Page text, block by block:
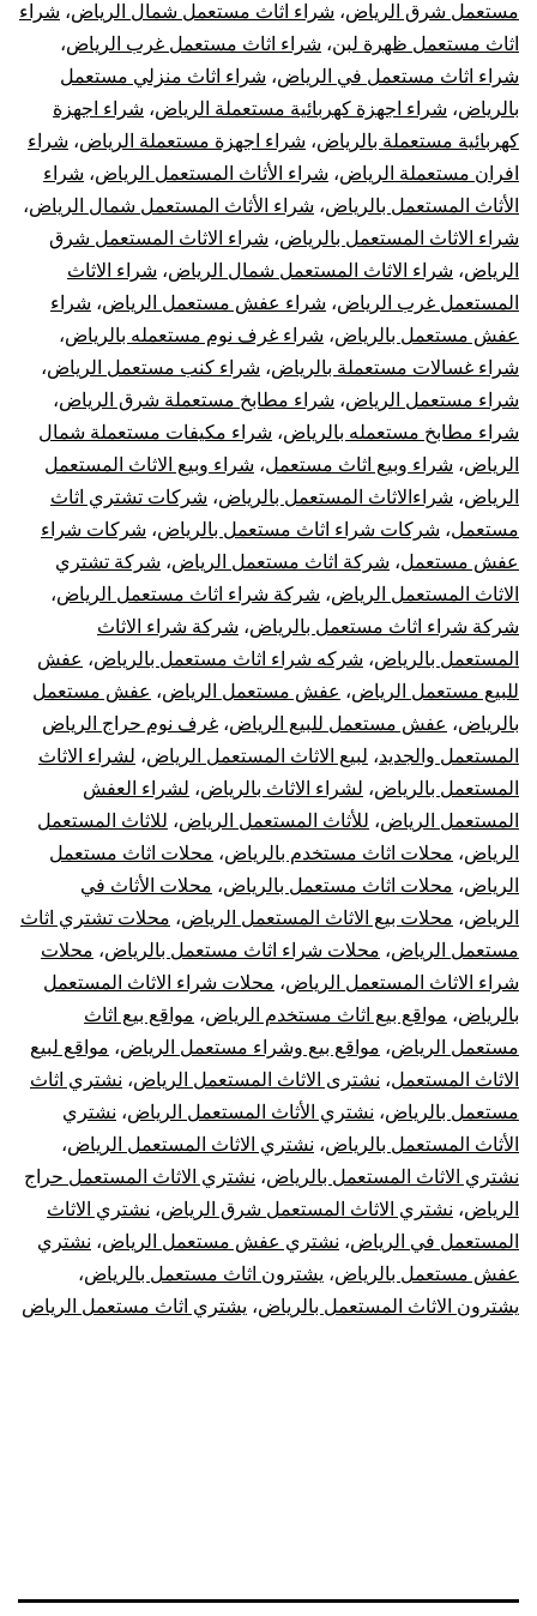
مستعمل شرق الرياض، شراء اثاث مستعمل شمال الرياض، شراء
اثاث مستعمل ظهرة لبن، شراء اثاث مستعمل غرب الرياض،
شراء اثاث مستعمل في الرياض، شراء اثاث منزلي مستعمل
بالرياض، شراء اجهزة كهربائية مستعملة الرياض، شراء اجهزة
كهربائية مستعملة بالرياض، شراء اجهزة مستعملة الرياض، شراء
افران مستعملة الرياض، شراء الأثاث المستعمل الرياض، شراء
الأثاث المستعمل بالرياض، شراء الأثاث المستعمل شمال الرياض،
شراء الاثاث المستعمل بالرياض، شراء الاثاث المستعمل شرق
الرياض، شراء الاثاث المستعمل شمال الرياض، شراء الاثاث
المستعمل غرب الرياض، شراء عفش مستعمل الرياض، شراء
عفش مستعمل بالرياض، شراء غرف نوم مستعمله بالرياض،
شراء غسالات مستعملة بالرياض، شراء كنب مستعمل الرياض،
شراء مستعمل الرياض، شراء مطابخ مستعملة شرق الرياض،
شراء مطابخ مستعمله بالرياض، شراء مكيفات مستعملة شمال
الرياض، شراء وبيع اثاث مستعمل، شراء وبيع الاثاث المستعمل
الرياض، شراءالاثاث المستعمل بالرياض، شركات تشتري اثاث
مستعمل، شركات شراء اثاث مستعمل بالرياض، شركات شراء
عفش مستعمل، شركة اثاث مستعمل الرياض، شركة تشتري
الاثاث المستعمل الرياض، شركة شراء اثاث مستعمل الرياض،
شركة شراء اثاث مستعمل بالرياض، شركة شراء الاثاث
المستعمل بالرياض، شركه شراء اثاث مستعمل بالرياض، عفش
للبيع مستعمل الرياض، عفش مستعمل الرياض، عفش مستعمل
بالرياض، عفش مستعمل للبيع الرياض، غرف نوم حراج الرياض
المستعمل والجديد، لبيع الاثاث المستعمل الرياض، لشراء الاثاث
المستعمل بالرياض، لشراء الاثاث بالرياض، لشراء العفش
المستعمل الرياض، للأثاث المستعمل الرياض، للاثاث المستعمل
الرياض، محلات اثاث مستخدم بالرياض، محلات اثاث مستعمل
الرياض، محلات اثاث مستعمل بالرياض، محلات الأثاث في
الرياض، محلات بيع الاثاث المستعمل الرياض، محلات تشتري اثاث
مستعمل الرياض، محلات شراء اثاث مستعمل بالرياض، محلات
شراء الاثاث المستعمل الرياض، محلات شراء الاثاث المستعمل
بالرياض، مواقع بيع اثاث مستخدم الرياض، مواقع بيع اثاث
مستعمل الرياض، مواقع بيع وشراء مستعمل الرياض، مواقع لبيع
الاثاث المستعمل، نشترى الاثاث المستعمل الرياض، نشتري اثاث
مستعمل بالرياض، نشتري الأثاث المستعمل الرياض، نشتري
الأثاث المستعمل بالرياض، نشتري الاثاث المستعمل الرياض،
نشتري الاثاث المستعمل بالرياض، نشتري الاثاث المستعمل حراج
الرياض، نشتري الاثاث المستعمل شرق الرياض، نشتري الاثاث
المستعمل في الرياض، نشتري عفش مستعمل الرياض، نشتري
عفش مستعمل بالرياض، يشترون اثاث مستعمل بالرياض،
يشترون الاثاث المستعمل بالرياض، يشتري اثاث مستعمل الرياض